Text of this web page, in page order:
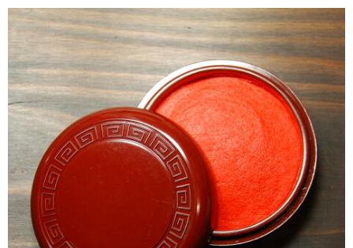
カート
お問い合せ